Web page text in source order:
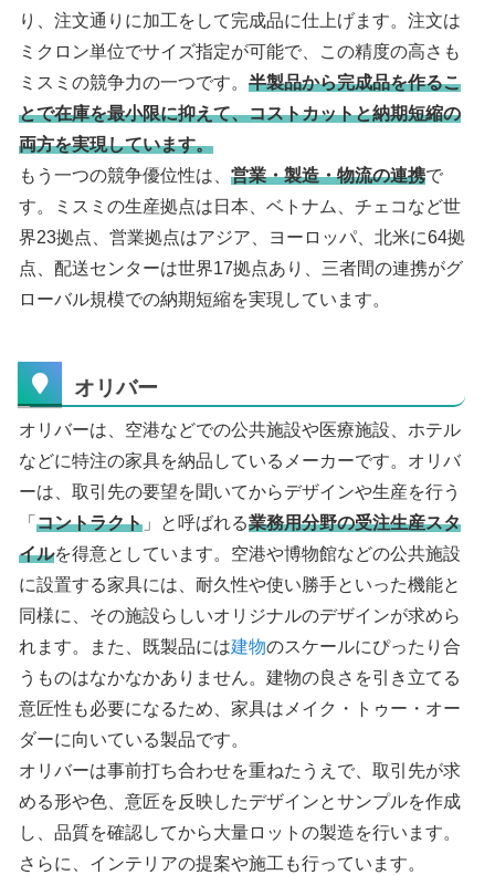
り、注文通りに加工をして完成品に仕上げます。注文は
ミクロン単位でサイズ指定が可能で、この精度の高さも
ミスミの競争力の一つです。 半製品から完成品を作るこ
とで在庫を最小限に抑えて、コストカットと納期短縮の
両方を実現しています。
もう一つの競争優位性は、 営業・製造・物流の連携で
す。ミスミの生産拠点は日本、ベトナム、チェコなど世
界23拠点、営業拠点はアジア、ヨーロッパ、北米に64拠
点、配送センターは世界17拠点あり、三者間の連携がグ
ローバル規模での納期短縮を実現しています。
オリバー
オリバーは、空港などでの公共施設や医療施設、ホテル
などに特注の家具を納品しているメーカーです。オリバ
ーは、取引先の要望を聞いてからデザインや生産を行う
「 コントラクト 」と呼ばれる業務用分野の受注生産スタ
イルを得意としています。空港や博物館などの公共施設
に設置する家具には、耐久性や使い勝手といった機能と
同様に、その施設らしいオリジナルのデザインが求めら
れます。また、既製品には建物のスケールにぴったり合
うものはなかなかありません。建物の良さを引き立てる
意匠性も必要になるため、家具はメイク・トゥー・オー
ダーに向いている製品です。
オリバーは事前打ち合わせを重ねたうえで、取引先が求
める形や色、意匠を反映したデザインとサンプルを作成
し、品質を確認してから大量ロットの製造を行います。
さらに、インテリアの提案や施工も行っています。